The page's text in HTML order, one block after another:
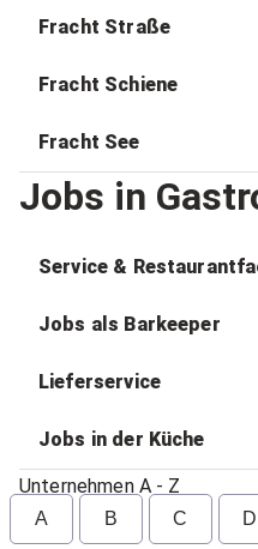
Fracht Straße
Fracht Schiene
Fracht See
Jobs in
Service &
Jobs als Barkeeper
Lieferservice
Jobs in der Küche
Unternehmen A - Z
A B C D